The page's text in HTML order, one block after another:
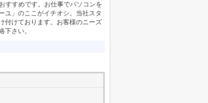
すすめです。お仕事でパソコンを
ユ」のここがイチオシ。当社スタ
付けております。お客様のニーズ
下さい。